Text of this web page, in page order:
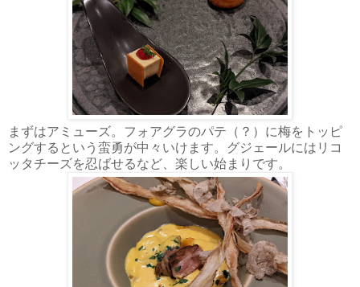
まずはアミューズ。フォアグラのパテ（？）に梅をトッピ
ングするという蛮勇が中々いけます。グジェールにはリコ
ッタチーズを忍ばせるなど、楽しい始まりです。